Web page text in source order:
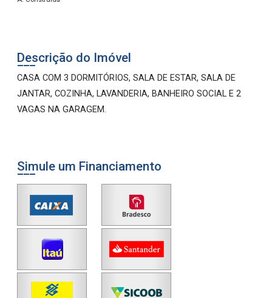
Descrição do Imóvel
CASA COM 3 DORMITÓRIOS, SALA DE ESTAR, SALA DE
JANTAR, COZINHA, LAVANDERIA, BANHEIRO SOCIAL E 2
VAGAS NA GARAGEM.
Simule um Financiamento